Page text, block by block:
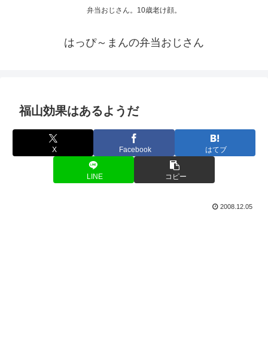
弁当おじさん。10歳老け顔。
はっぴ～まんの弁当おじさん
福山効果はあるようだ
X Facebook はてブ
LINE コピー
2008.12.05